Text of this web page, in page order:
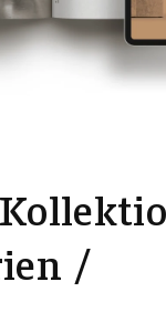
1
0